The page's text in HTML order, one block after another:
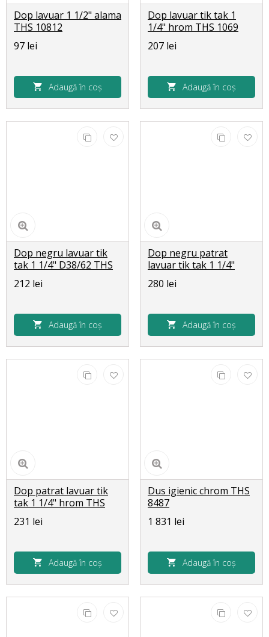
Dop lavuar 1 1/2" alama
THS 10812
97 lei
Adaugă în coș
Dop lavuar tik tak 1
1/4" hrom THS 1069
207 lei
Adaugă în coș
Dop negru lavuar tik
tak 1 1/4" D38/62 THS
10691
212 lei
Adaugă în coș
Dop negru patrat
lavuar tik tak 1 1/4"
THS 99421
280 lei
Adaugă în coș
Dop patrat lavuar tik
tak 1 1/4" hrom THS
9942
231 lei
Adaugă în coș
Dus igienic chrom THS
8487
1 831 lei
Adaugă în coș